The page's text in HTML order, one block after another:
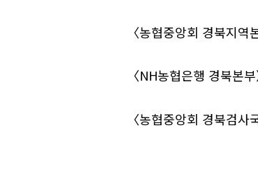
〈농협중앙회 경북지
〈NH농협은행 경북본
〈농협중앙회 경북검